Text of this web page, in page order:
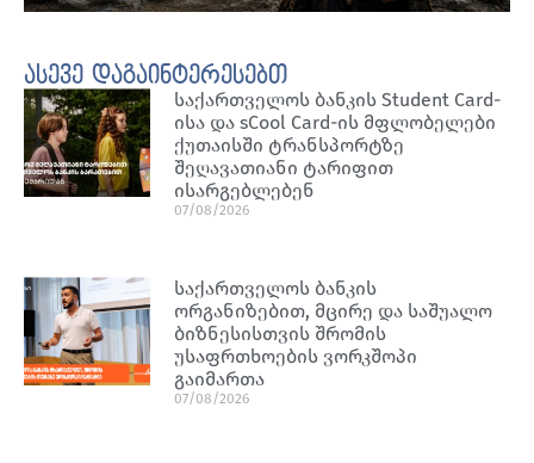
ასევე დაგაინტერესებთ
საქართველოს ბანკის Student Card-
ისა და sCool Card-ის მფლობელები
ქუთაისში ტრანსპორტზე
შეღავათიანი ტარიფით
ისარგებლებენ
07/08/2026
საქართველოს ბანკის
ორგანიზებით, მცირე და საშუალო
ბიზნესისთვის შრომის
უსაფრთხოების ვორკშოპი
გაიმართა
07/08/2026